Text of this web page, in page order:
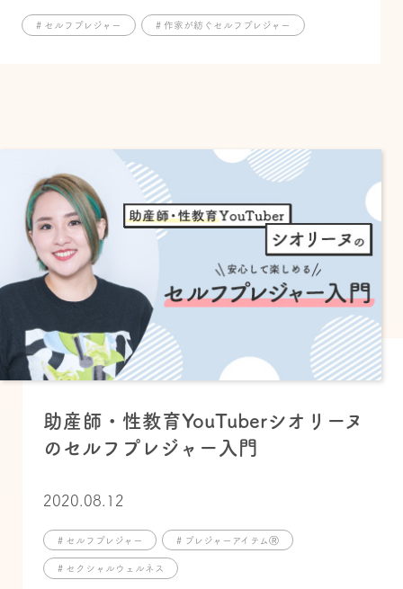
# セルフプレジャー # 作家が紡ぐセルフプレジャー
助産師・性教育YouTuberシオリーヌ
のセルフプレジャー入門
2020.08.12
# セルフプレジャー # プレジャーアイテムⓇ
# セクシャルウェルネス